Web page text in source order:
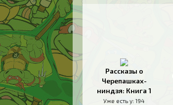
Рассказы о
Черепашках-
ниндзя: Книга 1
Уже есть у: 194